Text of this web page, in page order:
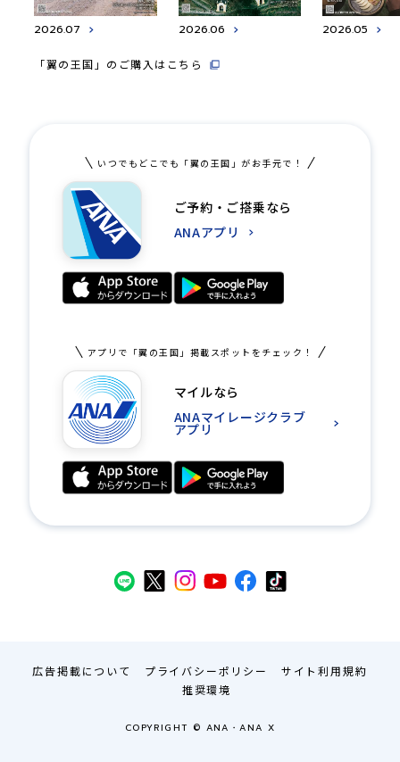
2026.07 2026.06 2026.05
「翼の王国」のご購入はこちら
いつでもどこでも「翼の王国」がお手元で！
ご予約・ご搭乗なら
ANAアプリ
アプリで「翼の王国」掲載スポットをチェック！
マイルなら
ANAマイレージクラブ
アプリ
広告掲載について プライバシーポリシー
サイト利用規約
推奨環境
COPYRIGHT © ANA・ANA X